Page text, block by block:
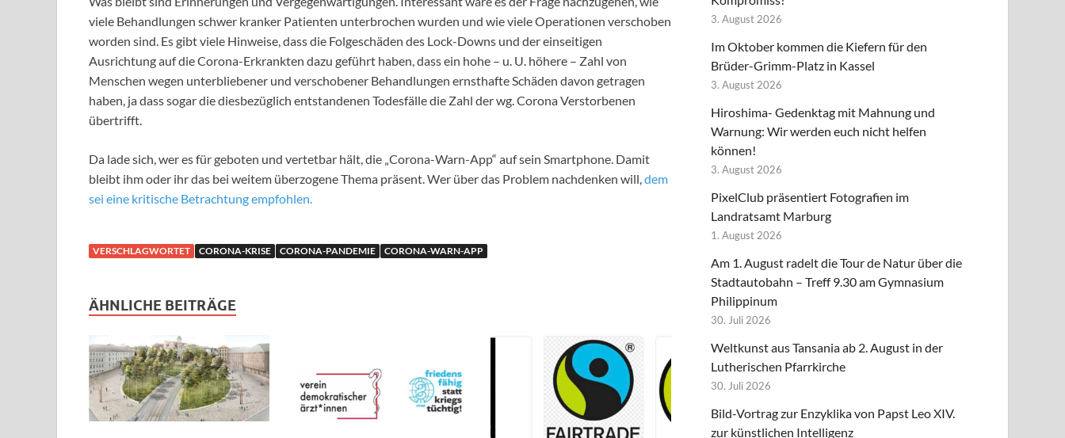
viele Behandlungen schwer kranker Patienten unterbrochen wurden und wie viele Operationen verschoben
worden sind. Es gibt viele Hinweise, dass die Folgeschäden des Lock-Downs und der einseitigen
Ausrichtung auf die Corona-Erkrankten dazu geführt haben, dass ein hohe – u. U. höhere – Zahl von
Menschen wegen unterbliebener und verschobener Behandlungen ernsthafte Schäden davon getragen
haben, ja dass sogar die diesbezüglich entstandenen Todesfälle die Zahl der wg. Corona Verstorbenen
übertrifft.
Da lade sich, wer es für geboten und vertetbar hält, die „Corona-Warn-App“ auf sein Smartphone. Damit
bleibt ihm oder ihr das bei weitem überzogene Thema präsent. Wer über das Problem nachdenken will,dem
sei eine kritische Betrachtung empfohlen.
VERSCHLAGWORTET CORONA-KRISE CORONA-PANDEMIE CORONA-WARN-APP
ÄHNLICHE BEITRÄGE
3. August 2026
Im Oktober kommen die Kiefern für den
Brüder-Grimm-Platz in Kassel
3. August 2026
Hiroshima- Gedenktag mit Mahnung und
Warnung: Wir werden euch nicht helfen
können!
3. August 2026
PixelClub präsentiert Fotografien im
Landratsamt Marburg
1. August 2026
Am 1. August radelt die Tour de Natur über die
Stadtautobahn – Treff 9.30 am Gymnasium
Philippinum
30. Juli 2026
Weltkunst aus Tansania ab 2. August in der
Lutherischen Pfarrkirche
30. Juli 2026
Bild-Vortrag zur Enzyklika von Papst Leo XIV.
zur künstlichen Intelligenz